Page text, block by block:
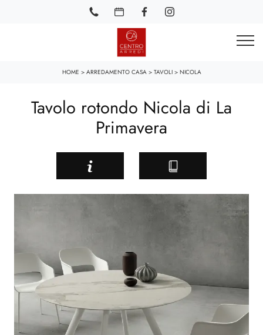
HOME > ARREDAMENTO CASA> TAVOLI > NICOLA
Tavolo rotondo Nicola di La
Primavera